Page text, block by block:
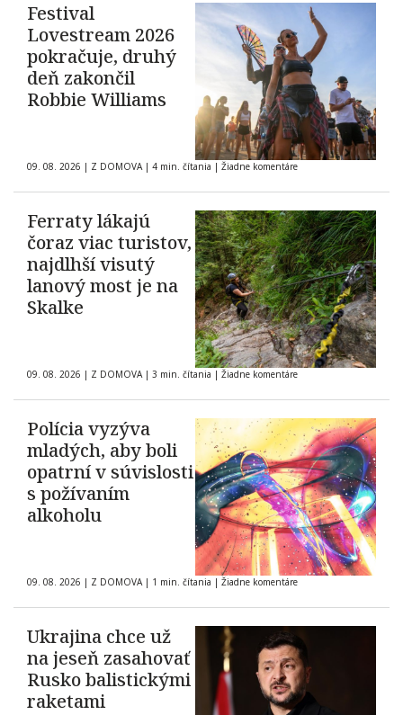
Festival
Lovestream 2026
pokračuje, druhý
deň zakončil
Robbie Williams
09. 08. 2026 | Z DOMOVA | 4 min. čítania | Žiadne komentáre
Ferraty lákajú
čoraz viac turistov,
najdlhší visutý
lanový most je na
Skalke
09. 08. 2026 | Z DOMOVA | 3 min. čítania | Žiadne komentáre
Polícia vyzýva
mladých, aby boli
opatrní v súvislosti
s požívaním
alkoholu
09. 08. 2026 | Z DOMOVA | 1 min. čítania | Žiadne komentáre
Ukrajina chce už
na jeseň zasahovať
Rusko balistickými
raketami